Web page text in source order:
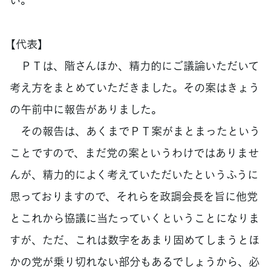
【代表】
ＰＴは、階さんほか、精力的にご議論いただいて
考え方をまとめていただきました。その案はきょう
の午前中に報告がありました。
その報告は、あくまでＰＴ案がまとまったという
ことですので、まだ党の案というわけではありませ
んが、精力的によく考えていただいたというふうに
思っておりますので、それらを政調会長を旨に他党
とこれから協議に当たっていくということになりま
すが、ただ、これは数字をあまり固めてしまうとほ
かの党が乗り切れない部分もあるでしょうから、必